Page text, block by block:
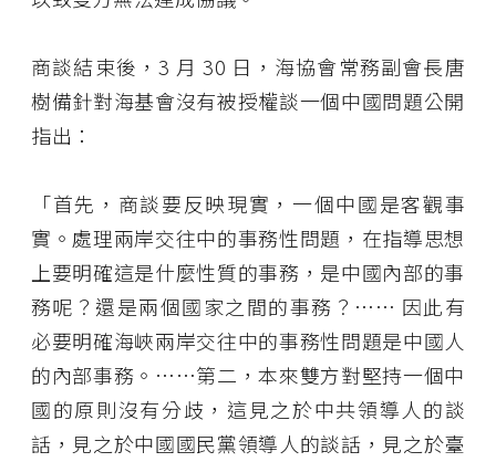
商談結束後，3 月 30 日，海協會常務副會長唐
樹備針對海基會沒有被授權談一個中國問題公開
指出：
「首先，商談要反映現實，一個中國是客觀事
實。處理兩岸交往中的事務性問題，在指導思想
上要明確這是什麼性質的事務，是中國內部的事
務呢？還是兩個國家之間的事務？…… 因此有
必要明確海峽兩岸交往中的事務性問題是中國人
的內部事務。……第二，本來雙方對堅持一個中
國的原則沒有分歧，這見之於中共領導人的談
話，見之於中國國民黨領導人的談話，見之於臺